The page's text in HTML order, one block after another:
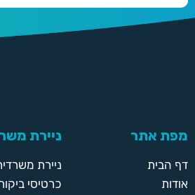
מפת אתר
דף הבית
אודות
ניירת
ניירת
כרטיסי ביקור